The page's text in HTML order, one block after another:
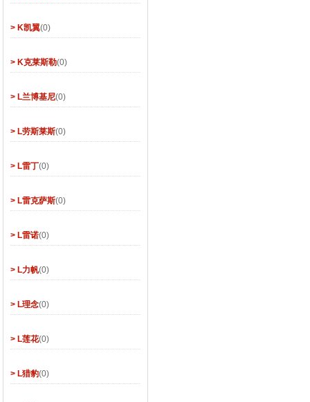
> K凯翼(0)
> K克莱斯勒(0)
> L兰博基尼(0)
> L劳斯莱斯(0)
> L雷丁(0)
> L雷克萨斯(0)
> L雷诺(0)
> L力帆(0)
> L理念(0)
> L莲花(0)
> L猎豹(0)